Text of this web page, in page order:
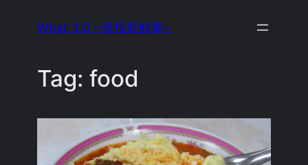
What 3.0 ~尋找新鮮事~
Tag:food